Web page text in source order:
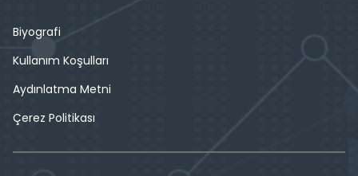
Biyografi
Kullanım Koşulları
Aydınlatma Metni
Çerez Politikası